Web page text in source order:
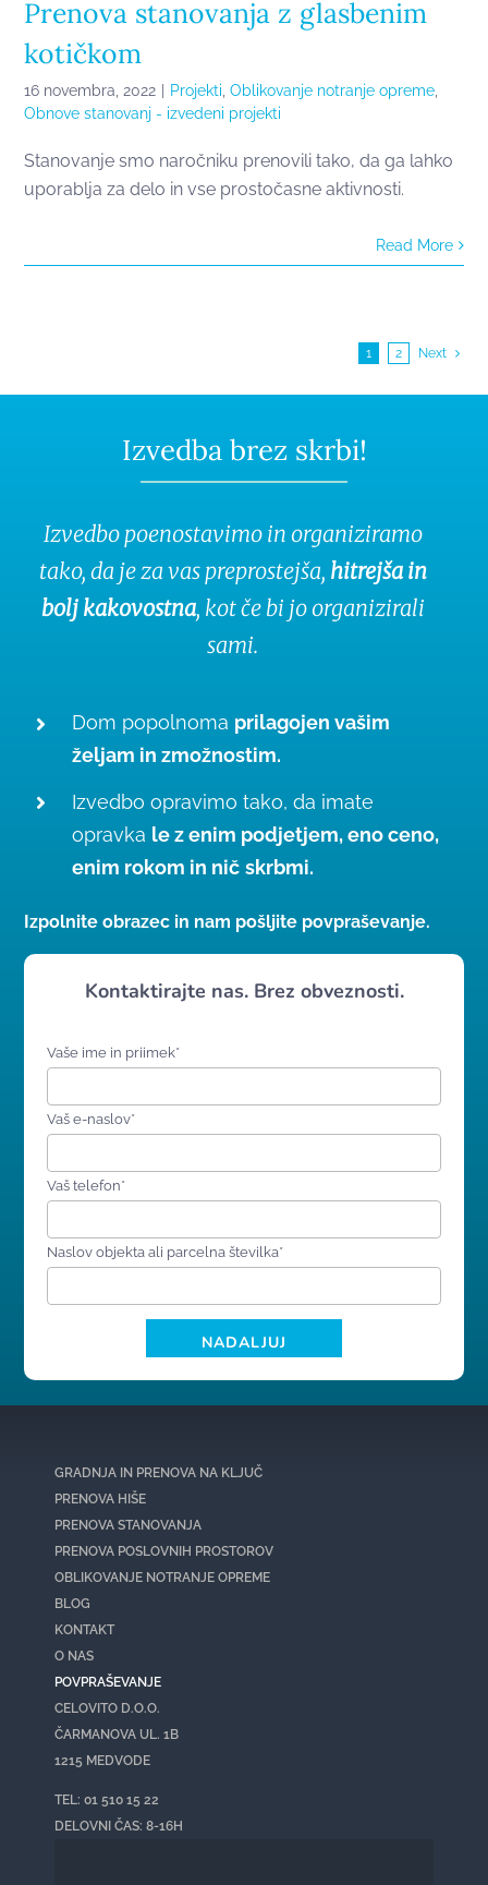
Prenova stanovanja z glasbenim
kotičkom
16 novembra, 2022 Projekti,Oblikovanje notranje opreme,
Obnove stanovanj - izvedeni projekti
Stanovanje smo naročniku prenovili tako, da ga lahko
uporablja za delo in vse prostočasne aktivnosti.
Read More
1 2 Next
Izvedba brez skrbi!
Izvedbo poenostavimo in organiziramo
tako, da je za vas preprostejša, hitrejša in
bolj kakovostna, kot če bi jo organizirali
sami.
Dom popolnoma prilagojen vašim
željam in zmožnostim.
Izvedbo opravimo tako, da imate
opravka le z enim podjetjem, eno ceno,
enim rokom in nič skrbmi.
Izpolnite obrazec in nam pošljite povpraševanje.
Kontaktirajte nas. Brez obveznosti.
Vaše ime in priimek*
Vaš e-naslov*
Vaš telefon*
Naslov objekta ali parcelna številka*
GRADNJA IN PRENOVA NA KLJUČ
PRENOVA HIŠE
PRENOVA STANOVANJA
PRENOVA POSLOVNIH PROSTOROV
OBLIKOVANJE NOTRANJE OPREME
BLOG
KONTAKT
O NAS
POVPRAŠEVANJE
CELOVITO D.O.O.
ČARMANOVA UL. 1B
1215 MEDVODE
TEL: 01 510 15 22
DELOVNI ČAS: 8-16H